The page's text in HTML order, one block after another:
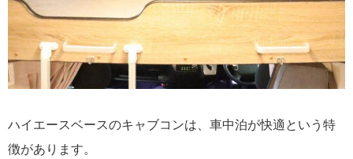
ハイエースベースのキャブコンは、車中泊が快適という特
徴があります。